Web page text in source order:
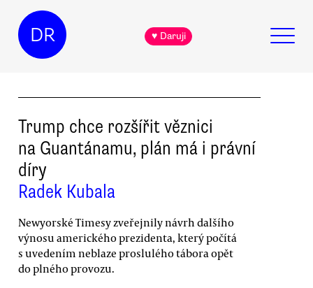
DR ♥ Daruji
Trump chce rozšířit věznici
na Guantánamu, plán má i právní
díry
Radek Kubala
Newyorské Timesy zveřejnily návrh dalšího
výnosu amerického prezidenta, který počítá
s uvedením neblaze proslulého tábora opět
do plného provozu.